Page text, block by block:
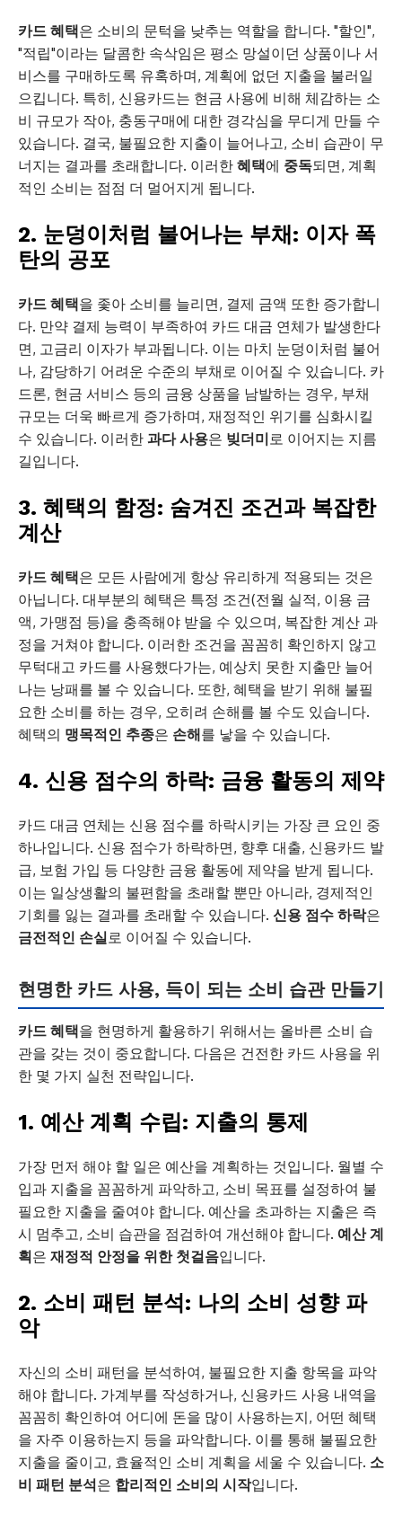
카드 혜택은 소비의 문턱을 낮추는 역할을 합니다. "할인",
"적립"이라는 달콤한 속삭임은 평소 망설이던 상품이나 서
비스를 구매하도록 유혹하며, 계획에 없던 지출을 불러일
으킵니다. 특히, 신용카드는 현금 사용에 비해 체감하는 소
비 규모가 작아, 충동구매에 대한 경각심을 무디게 만들 수
있습니다. 결국, 불필요한 지출이 늘어나고, 소비 습관이 무
너지는 결과를 초래합니다. 이러한 혜택에 중독되면, 계획
적인 소비는 점점 더 멀어지게 됩니다.
2. 눈덩이처럼 불어나는 부채: 이자 폭
탄의 공포
카드 혜택을 좇아 소비를 늘리면, 결제 금액 또한 증가합니
다. 만약 결제 능력이 부족하여 카드 대금 연체가 발생한다
면, 고금리 이자가 부과됩니다. 이는 마치 눈덩이처럼 불어
나, 감당하기 어려운 수준의 부채로 이어질 수 있습니다. 카
드론, 현금 서비스 등의 금융 상품을 남발하는 경우, 부채
규모는 더욱 빠르게 증가하며, 재정적인 위기를 심화시킬
수 있습니다. 이러한 과다 사용은 빚더미 로 이어지는 지름
길입니다.
3. 혜택의 함정: 숨겨진 조건과 복잡한
계산
카드 혜택은 모든 사람에게 항상 유리하게 적용되는 것은
아닙니다. 대부분의 혜택은 특정 조건(전월 실적, 이용 금
액, 가맹점 등)을 충족해야 받을 수 있으며, 복잡한 계산 과
정을 거쳐야 합니다. 이러한 조건을 꼼꼼히 확인하지 않고
무턱대고 카드를 사용했다가는, 예상치 못한 지출만 늘어
나는 낭패를 볼 수 있습니다. 또한, 혜택을 받기 위해 불필
요한 소비를 하는 경우, 오히려 손해를 볼 수도 있습니다.
혜택의 맹목적인 추종은 손해를 낳을 수 있습니다.
4. 신용 점수의 하락: 금융 활동의 제약
카드 대금 연체는 신용 점수를 하락시키는 가장 큰 요인 중
하나입니다. 신용 점수가 하락하면, 향후 대출, 신용카드 발
급, 보험 가입 등 다양한 금융 활동에 제약을 받게 됩니다.
이는 일상생활의 불편함을 초래할 뿐만 아니라, 경제적인
기회를 잃는 결과를 초래할 수 있습니다. 신용 점수 하락은
금전적인 손실 로 이어질 수 있습니다.
현명한 카드 사용, 득이 되는 소비 습관 만들기
카드 혜택을 현명하게 활용하기 위해서는 올바른 소비 습
관을 갖는 것이 중요합니다. 다음은 건전한 카드 사용을 위
한 몇 가지 실천 전략입니다.
1. 예산 계획 수립: 지출의 통제
가장 먼저 해야 할 일은 예산을 계획하는 것입니다. 월별 수
입과 지출을 꼼꼼하게 파악하고, 소비 목표를 설정하여 불
필요한 지출을 줄여야 합니다. 예산을 초과하는 지출은 즉
시 멈추고, 소비 습관을 점검하여 개선해야 합니다. 예산 계
획은 재정적 안정을 위한 첫걸음입니다.
2. 소비 패턴 분석: 나의 소비 성향 파
악
자신의 소비 패턴을 분석하여, 불필요한 지출 항목을 파악
해야 합니다. 가계부를 작성하거나, 신용카드 사용 내역을
꼼꼼히 확인하여 어디에 돈을 많이 사용하는지, 어떤 혜택
을 자주 이용하는지 등을 파악합니다. 이를 통해 불필요한
지출을 줄이고, 효율적인 소비 계획을 세울 수 있습니다. 소
비 패턴 분석은 합리적인 소비의 시작입니다.